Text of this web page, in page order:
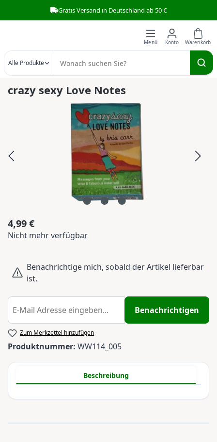
Zum Hauptinhalt springenGratis Versand in Deutschland ab 50 €
Alle Produkte
crazy sexy Love Notes
Bildergalerie überspringen
Regulärer Preis:
4,99 €
Nicht mehr verfügbar
Benachrichtige mich, sobald der Artikel lieferbar
ist.
Benachrichtigen
Zum Merkzettel hinzufügen
Produktnummer: WW114_005
Beschreibung